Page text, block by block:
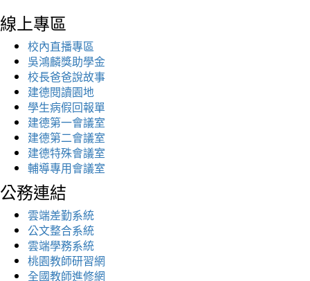
線上專區
校內直播專區
吳鴻麟獎助學金
校長爸爸說故事
建德閱讀園地
學生病假回報單
建德第一會議室
建德第二會議室
建德特殊會議室
輔導專用會議室
公務連結
雲端差勤系統
公文整合系統
雲端學務系統
桃園教師研習網
全國教師進修網